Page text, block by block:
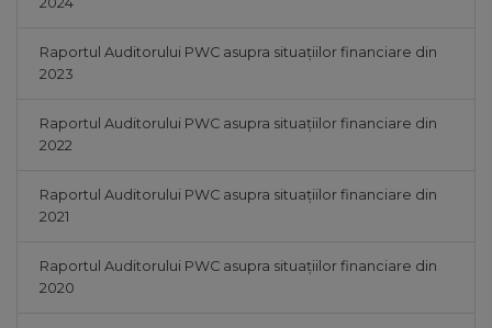
Raportul Auditorului PWC asupra situațiilor financiare din
2023
Raportul Auditorului PWC asupra situațiilor financiare din
2022
Raportul Auditorului PWC asupra situațiilor financiare din
2021
Raportul Auditorului PWC asupra situațiilor financiare din
2020